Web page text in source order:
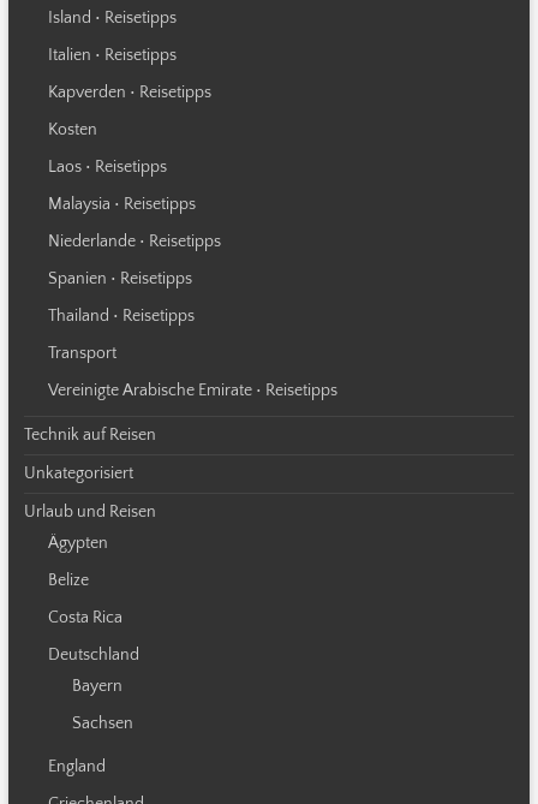
Island • Reisetipps
Italien • Reisetipps
Kapverden • Reisetipps
Kosten
Laos • Reisetipps
Malaysia • Reisetipps
Niederlande • Reisetipps
Spanien • Reisetipps
Thailand • Reisetipps
Transport
Vereinigte Arabische Emirate • Reisetipps
Technik auf Reisen
Unkategorisiert
Urlaub und Reisen
Ägypten
Belize
Costa Rica
Deutschland
Bayern
Sachsen
England